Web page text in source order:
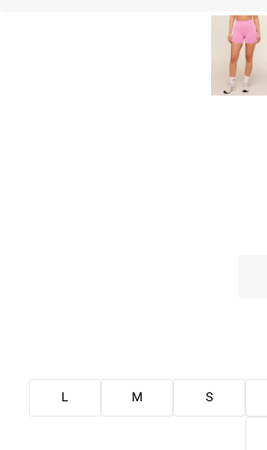
S
M
L